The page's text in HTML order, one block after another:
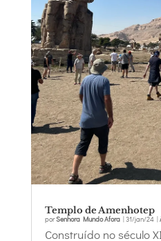
Templo de Amenhotep
porSenhora Mundo Afora| 31/jan/24|
Construído no século